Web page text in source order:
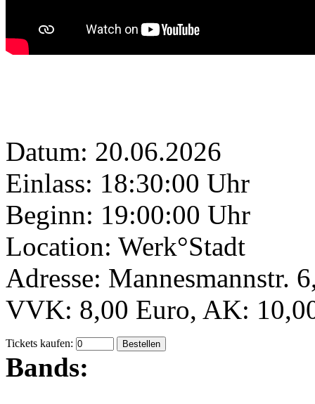
Datum: 20.06.2026
Einlass: 18:30:00 Uhr
Beginn: 19:00:00 Uhr
Location: Werk°Stadt
Adresse: Mannesmannstr.
VVK: 8,00 Euro, AK:
Tickets kaufen:
Bands: